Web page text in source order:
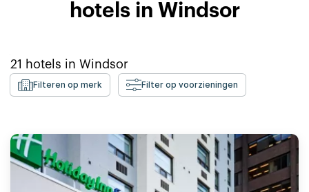
hotels in Windsor
21 hotels in Windsor
Filteren op merk Filter op voorzieningen